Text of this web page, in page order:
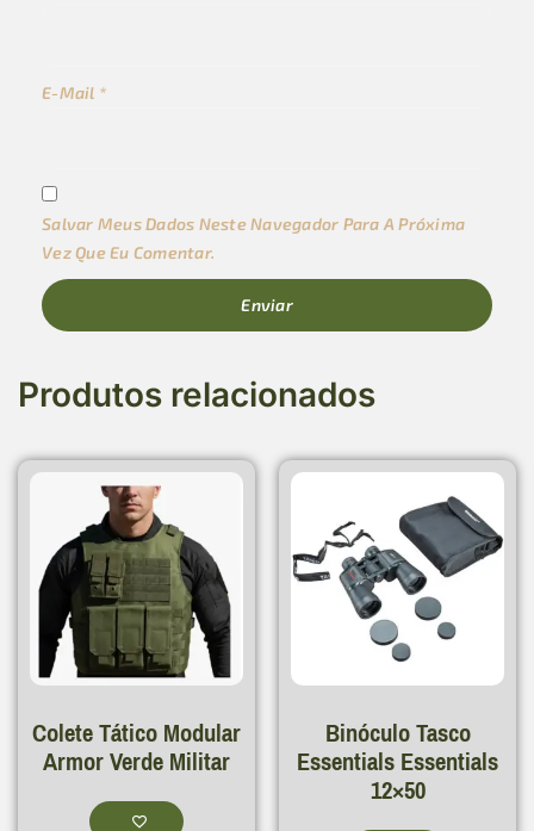
E-Mail *
Salvar Meus Dados Neste Navegador Para A Próxima
Vez Que Eu Comentar.
Produtos relacionados
Colete Tático Modular
Armor Verde Militar
Binóculo Tasco
Essentials Essentials
12×50